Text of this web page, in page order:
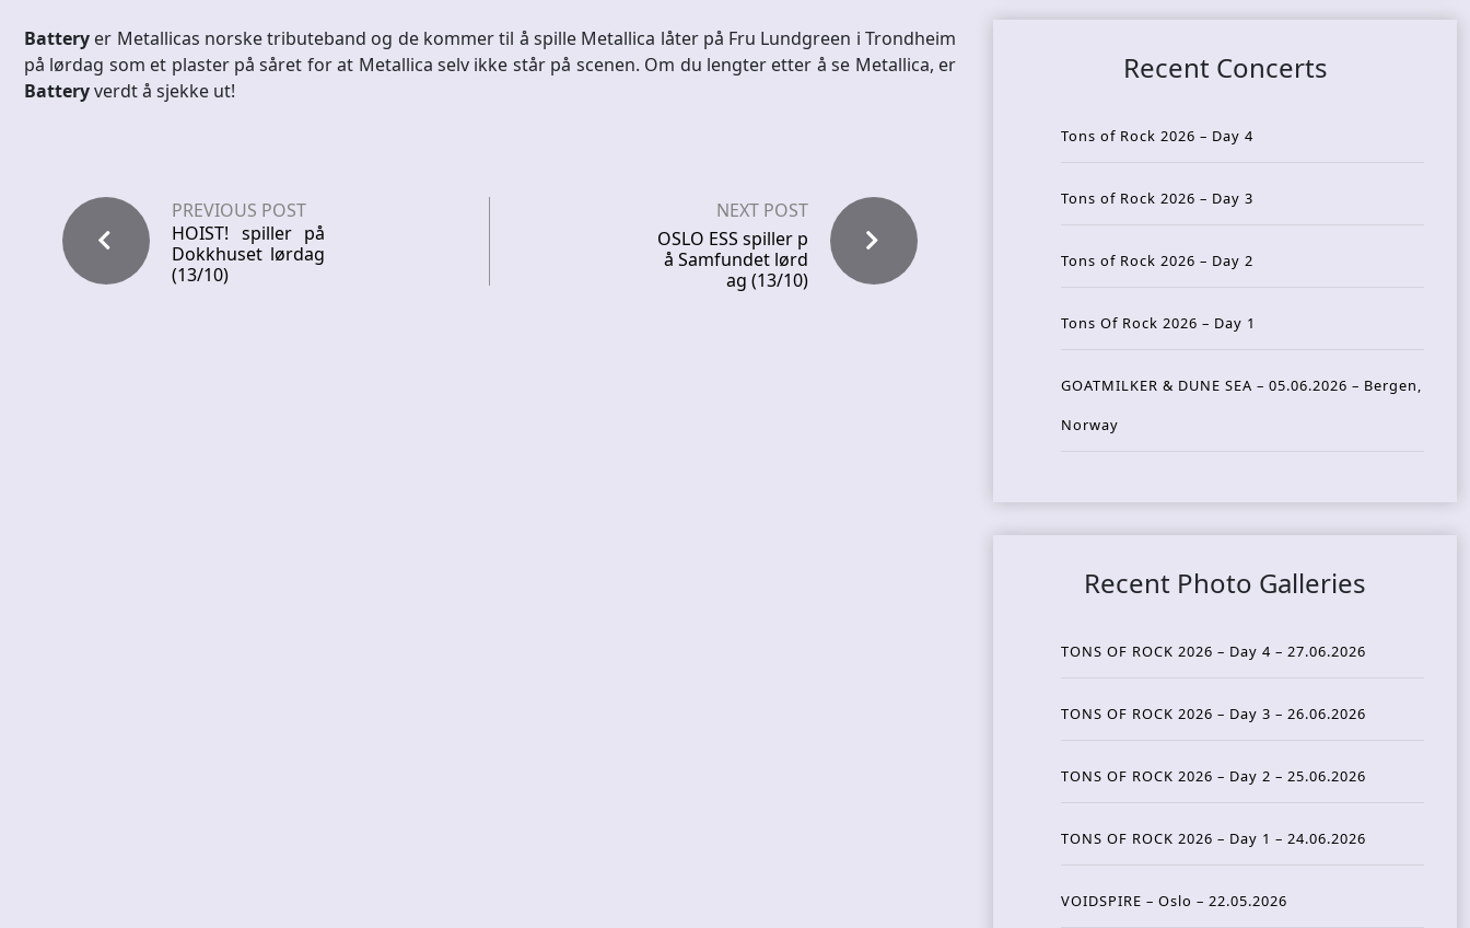
Battery er Metallicas norske tributeband og de kommer til å spille Metallica låter på Fru Lundgreen i Trondheim
på lørdag som et plaster på såret for at Metallica selv ikke står på scenen. Om du lengter etter å se Metallica, er
Batteryverdt å sjekke ut!
PREVIOUS POST
HOIST! spiller på
Dokkhuset lørdag
(13/10)
NEXT POST
OSLO ESS spiller p
å Samfundet lørd
ag (13/10)
Recent Concerts
Tons of Rock 2026 – Day 4
Tons of Rock 2026 – Day 3
Tons of Rock 2026 – Day 2
Tons Of Rock 2026 – Day 1
GOATMILKER & DUNE SEA – 05.06.2026 – Bergen,
Norway
Recent Photo Galleries
TONS OF ROCK 2026 – Day 4 – 27.06.2026
TONS OF ROCK 2026 – Day 3 – 26.06.2026
TONS OF ROCK 2026 – Day 2 – 25.06.2026
TONS OF ROCK 2026 – Day 1 – 24.06.2026
VOIDSPIRE – Oslo – 22.05.2026